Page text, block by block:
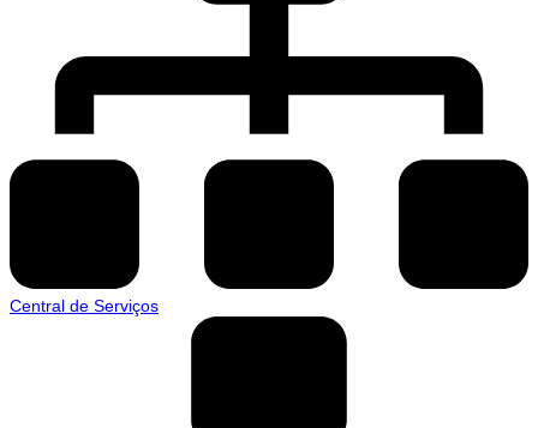
Central de Serviços